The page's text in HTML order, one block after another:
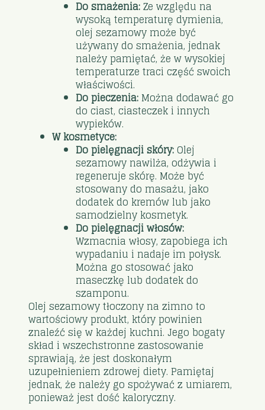
Do smażenia:Ze względu na
wysoką temperaturę dymienia,
olej sezamowy może być
używany do smażenia, jednak
należy pamiętać, że w wysokiej
temperaturze traci część swoich
właściwości.
Do pieczenia: Można dodawać go
do ciast, ciasteczek i innych
wypieków.
W kosmetyce:
Do pielęgnacji skóry:Olej
sezamowy nawilża, odżywia i
regeneruje skórę. Może być
stosowany do masażu, jako
dodatek do kremów lub jako
samodzielny kosmetyk.
Do pielęgnacji włosów:
Wzmacnia włosy, zapobiega ich
wypadaniu i nadaje im połysk.
Można go stosować jako
maseczkę lub dodatek do
szamponu.
Olej sezamowy tłoczony na zimno to
wartościowy produkt, który powinien
znaleźć się w każdej kuchni. Jego bogaty
skład i wszechstronne zastosowanie
sprawiają, że jest doskonałym
uzupełnieniem zdrowej diety. Pamiętaj
jednak, że należy go spożywać z umiarem,
ponieważ jest dość kaloryczny.